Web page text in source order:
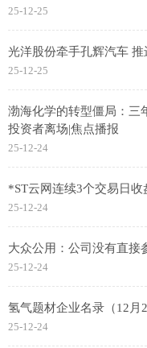
25-12-25
光洋股份牵手孔辉汽车
25-12-25
渤海化学的转型僵局：三
投资者离场|焦点播报
25-12-24
*ST云网连续3个交易日
25-12-24
大众公用：公司没有直接
25-12-24
氢气题材企业名录（12月
25-12-24